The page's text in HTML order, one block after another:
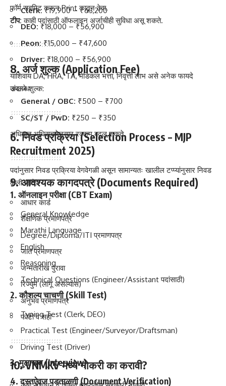
फॉर्म सबमिट करून Print काढून ठेवा.
टीप: काही पदांसाठी ऑफलाइन अर्जाचीही सुविधा असू शकते.
8. अर्ज शुल्क (Application Fee)
अंदाजे शुल्क:
General / OBC: ₹500 – ₹700
SC/ST / PwD: ₹250 – ₹350
अधिकृत अधिसूचनेनुसार रक्कम बदलू शकते.
9. आवश्यक कागदपत्रे (Documents Required)
आधार कार्ड
शैक्षणिक प्रमाणपत्रे
Degree/Diploma/ITI प्रमाणपत्र
जात प्रमाणपत्र
जन्मतारीख पुरावा
रिज्युमे (लागू असल्यास)
अनुभव प्रमाणपत्र
फोटो व सही
10. VNMKV मध्ये नोकरी का करावी?
Clerk: ₹19,900 – ₹63,200
DEO: ₹18,000 – ₹56,900
Peon:₹15,000 – ₹47,600
Driver: ₹18,000 – ₹56,900
याशिवाय DA, HRA, TA, मेडिकल भत्ता, निवृत्ती लाभ असे अनेक फायदे
उपलब्ध.
6. निवड प्रक्रिया (Selection Process – MJP
Recruitment 2025)
पदांनुसार निवड प्रक्रिया वेगवेगळी असून सामान्यतः खालील टप्प्यांनुसार निवड
केली जाते:
1. ऑनलाइन परीक्षा (CBT Exam)
General Knowledge
Marathi Language
English
Reasoning
Technical Questions (Engineer/Assistant पदांसाठी)
2. कौशल्य चाचणी (Skill Test)
Typing Test (Clerk, DEO)
Practical Test (Engineer/Surveyor/Draftsman)
Driving Test (Driver)
3. मुलाखत (Interview)
4. दस्तऐवज पडताळणी (Document Verification)